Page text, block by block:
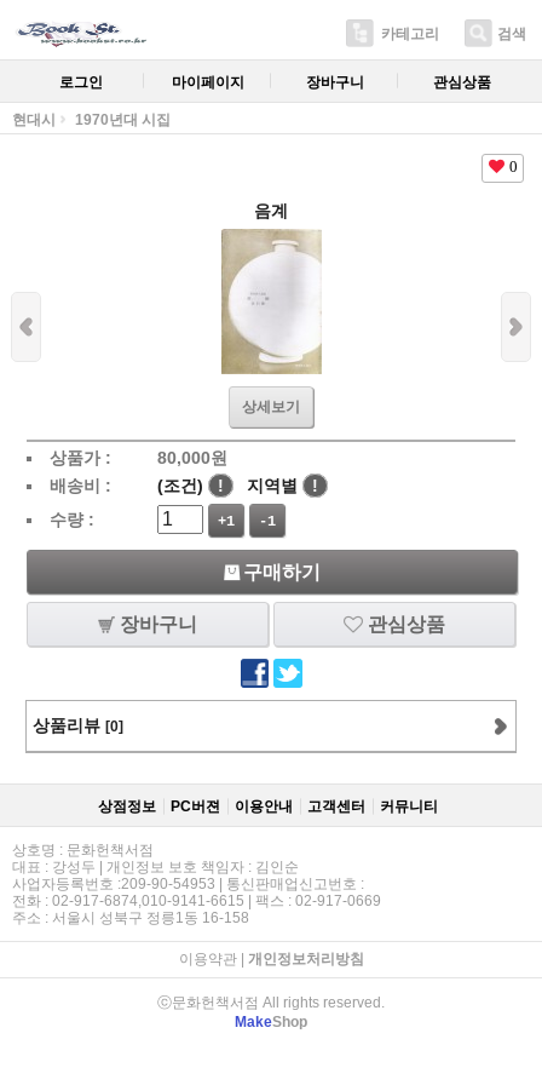
카테고리 검색
로그인 마이페이지 장바구니 관심상품
현대시 1970년대 시집
0
음계
상세보기
상품가 : 80,000원
배송비 :
(조건) ! 지역별
!
수량 :
+1 -1
구매하기
장바구니 관심상품
상품리뷰 [0]
상점정보 PC버젼 이용안내 고객센터 커뮤니티
상호명 : 문화헌책서점
대표 : 강성두 | 개인정보 보호 책임자 : 김인순
사업자등록번호 :209-90-54953 | 통신판매업신고번호 :
전화 : 02-917-6874,010-9141-6615 | 팩스 : 02-917-0669
주소 : 서울시 성북구 정릉1동 16-158
이용약관| 개인정보처리방침
ⓒ문화헌책서점 All rights reserved.
MakeShop